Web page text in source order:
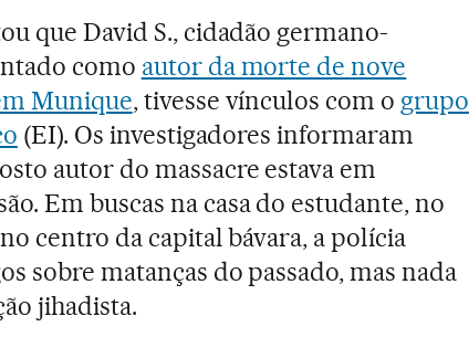
que David S., cidadão germano-
como autor da morte de nove
Munique, tivesse vínculos com o grupo
(EI). Os investigadores informaram
autor do massacre estava em
Em buscas na casa do estudante, no
centro da capital bávara, a polícia
sobre matanças do passado, mas nada
jihadista.